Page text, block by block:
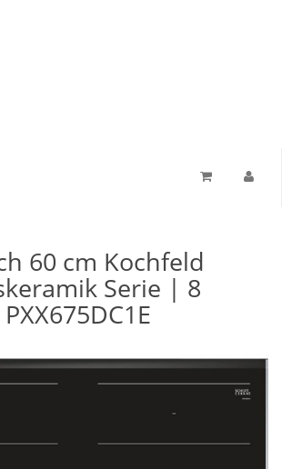
60 cm Kochfeld
Serie | 8
PXX675DC1E